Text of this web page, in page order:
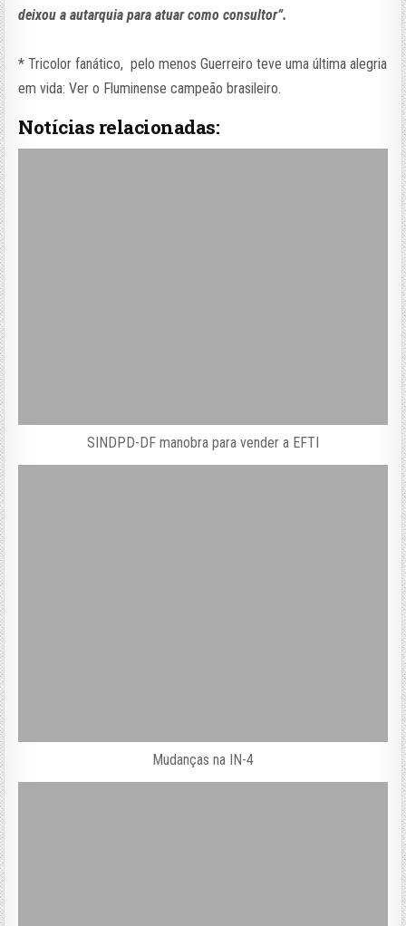
deixou a autarquia para atuar como consultor”.
* Tricolor fanático, pelo menos Guerreiro teve uma última alegria
em vida: Ver o Fluminense campeão brasileiro.
Notícias relacionadas:
SINDPD-DF manobra para vender a EFTI
Mudanças na IN-4